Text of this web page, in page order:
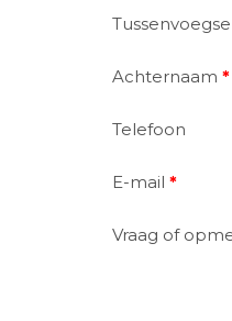
Achternaam *
Telefoon
E-mail *
Vraag of